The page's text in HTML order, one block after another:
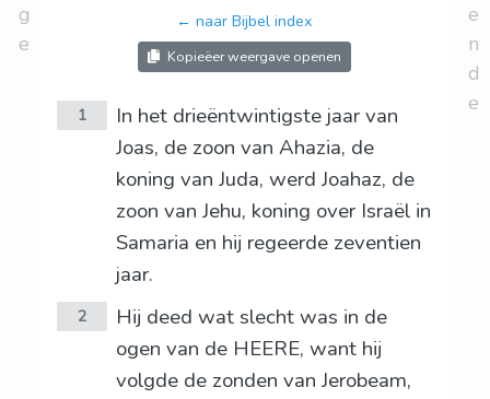
g
e
← naar Bijbel index
Kopieëer weergave openen
1
In het drieëntwintigste jaar van
Joas, de zoon van Ahazia, de
koning van Juda, werd Joahaz, de
zoon van Jehu, koning over Israël in
Samaria en hij regeerde zeventien
jaar.
2
Hij deed wat slecht was in de
ogen van de HEERE, want hij
volgde de zonden van Jerobeam,
e
n
d
e